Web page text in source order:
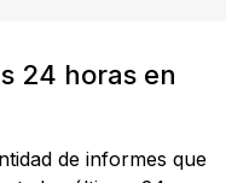
24 horas en
de informes que